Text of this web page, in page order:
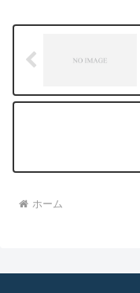
ホーム